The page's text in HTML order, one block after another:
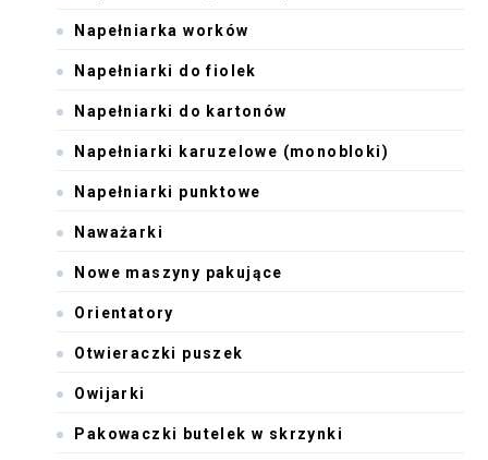
Napełniarka worków
Napełniarki do fiolek
Napełniarki do kartonów
Napełniarki karuzelowe (monobloki)
Napełniarki punktowe
Naważarki
Nowe maszyny pakujące
Orientatory
Otwieraczki puszek
Owijarki
Pakowaczki butelek w skrzynki